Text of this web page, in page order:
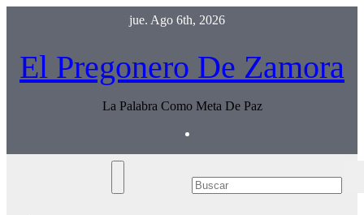
jue. Ago 6th, 2026
El Pregonero De Zamora
La Palabra Como Meta De Paz